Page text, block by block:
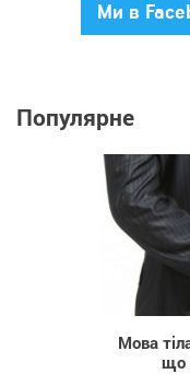
Ми в
Популярне
Мова
що